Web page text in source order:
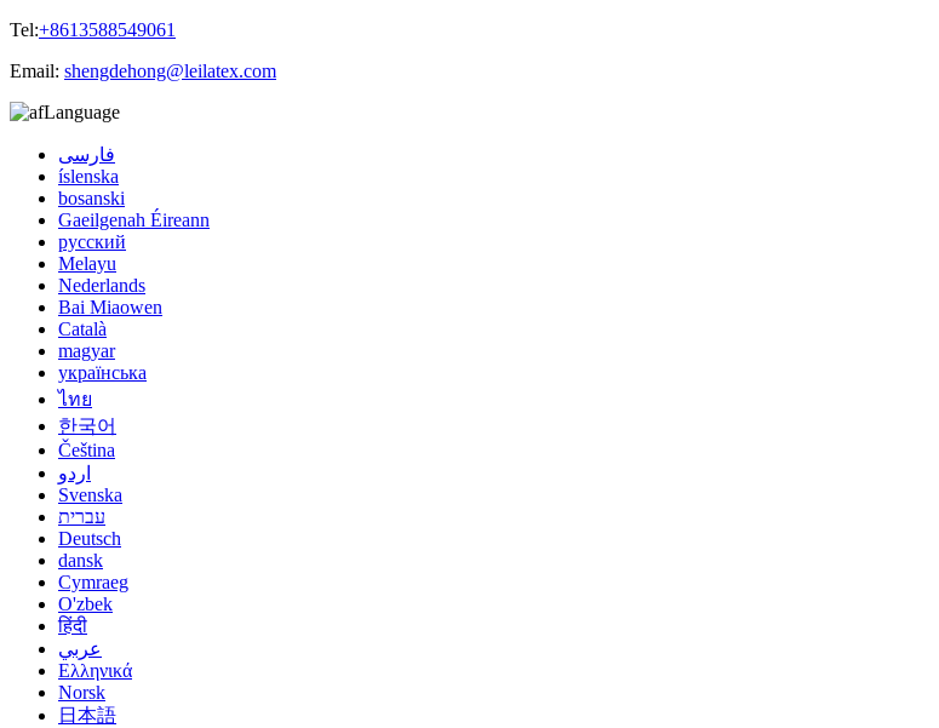
Tel:+8613588549061
Email: shengdehong@leilatex.com
Language
فارسی
íslenska
bosanski
Gaeilgenah Éireann
русский
Melayu
Nederlands
Bai Miaowen
Català
magyar
українська
ไทย
한국어
Čeština
اردو
Svenska
עברית
Deutsch
dansk
Cymraeg
O'zbek
हिंदी
عربي
Ελληνικά
Norsk
日本語